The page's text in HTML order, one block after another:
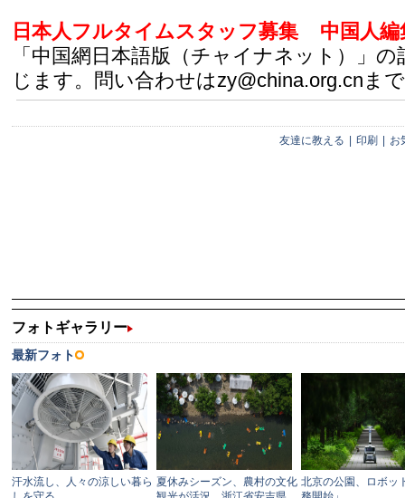
日本人フルタイムスタッフ募集
中国人
「中国網日本語版（チャイナネット）」
じます。問い合わせはzy@china.org.cnまで
友達に教える 印刷 お